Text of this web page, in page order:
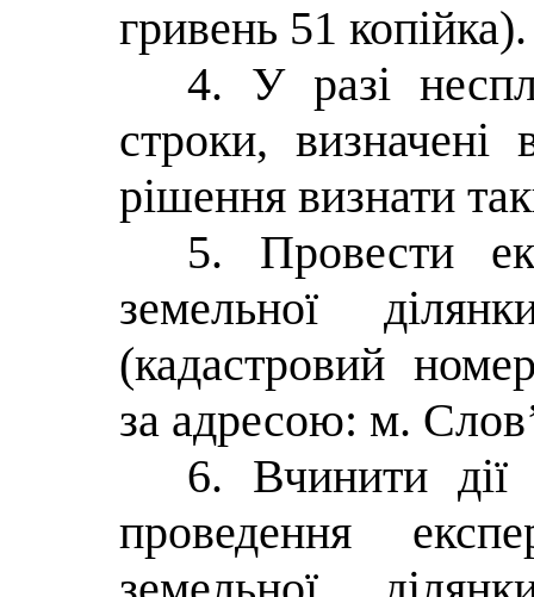
гривень 51 копійка).
4. У разі
строки,
рішення визнати
5. Провести
земельної
(кадастровий
за адресою: м.
6. Вчинити дії
проведення